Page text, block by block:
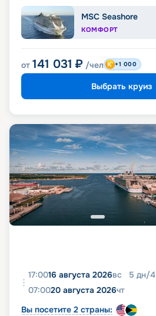
MSC Seashore
КОМФОРТ
от 141 031 ₽ /чел +1 000
Выбрать круиз
17:0016 августа 2026вс 5 дн/4
07:0020 августа 2026чт
Вы посетите 2 страны: